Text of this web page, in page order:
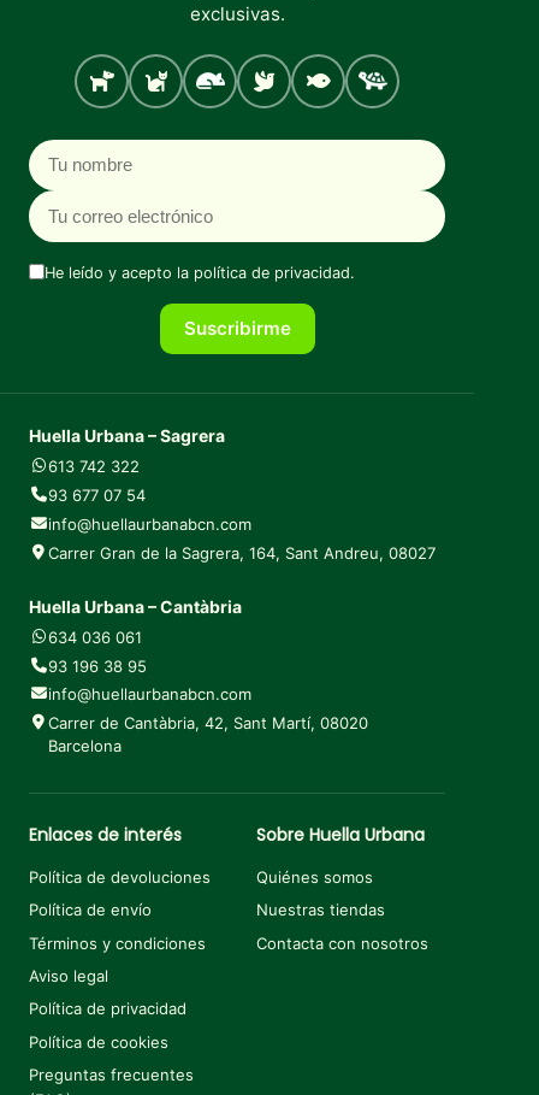
exclusivas.
Perro Gato Roedores
Aves PecesTortugas
Nombre
Correo electrónico
He leído y acepto la política de privacidad.
Suscribirme
Huella Urbana – Sagrera
613 742 322
93 677 07 54
info@huellaurbanabcn.com
Carrer Gran de la Sagrera, 164, Sant Andreu, 08027
Huella Urbana – Cantàbria
634 036 061
93 196 38 95
info@huellaurbanabcn.com
Carrer de Cantàbria, 42, Sant Martí, 08020
Barcelona
Enlaces de interés
Política de devoluciones
Política de envío
Términos y condiciones
Aviso legal
Política de privacidad
Política de cookies
Preguntas frecuentes
Sobre Huella Urbana
Quiénes somos
Nuestras tiendas
Contacta con nosotros